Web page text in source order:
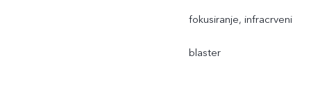
fokusiranje, infracrveni
blaster